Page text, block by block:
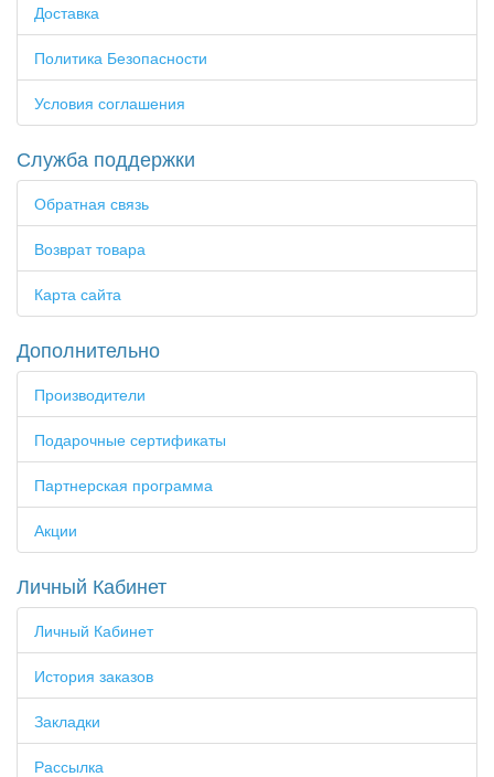
Доставка
Политика Безопасности
Условия соглашения
Служба поддержки
Обратная связь
Возврат товара
Карта сайта
Дополнительно
Производители
Подарочные сертификаты
Партнерская программа
Акции
Личный Кабинет
Личный Кабинет
История заказов
Закладки
Рассылка